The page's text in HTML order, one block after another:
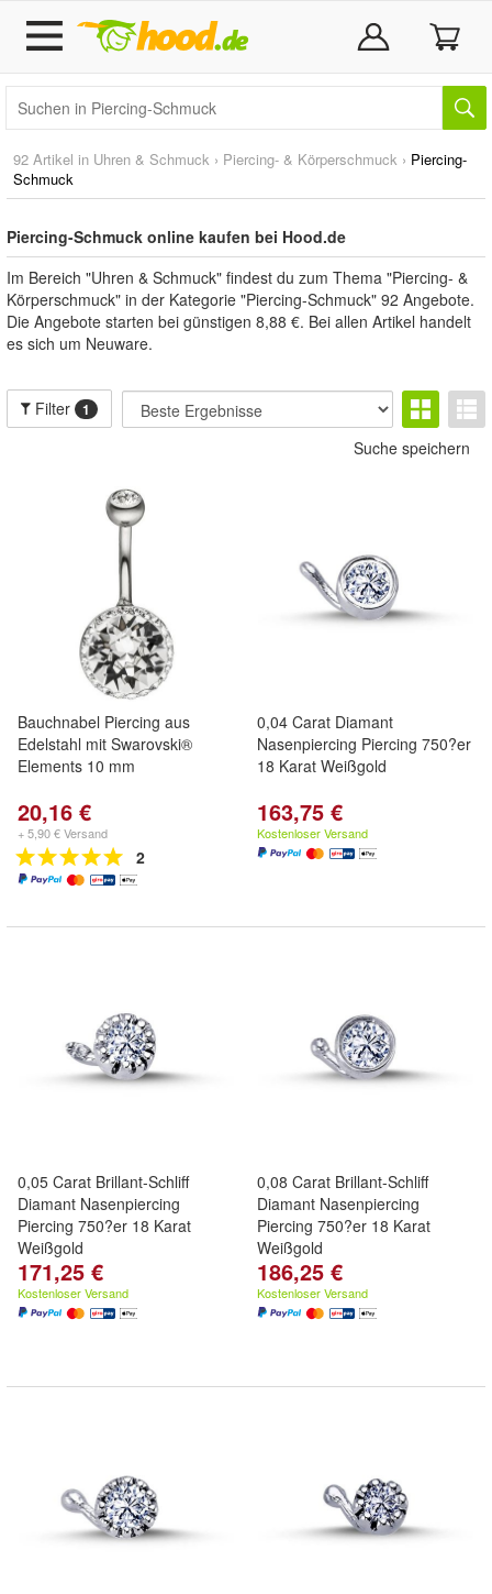
92 Artikel in Uhren & Schmuck › Piercing- & Körperschmuck › Piercing-
Schmuck
Piercing-Schmuck online kaufen bei Hood.de
Im Bereich "Uhren & Schmuck" findest du zum Thema "Piercing- &
Körperschmuck" in der Kategorie "Piercing-Schmuck" 92 Angebote.
Die Angebote starten bei günstigen 8,88 €. Bei allen Artikel handelt
es sich um Neuware.
Filter 1
Suche speichern
Bauchnabel Piercing aus
Edelstahl mit Swarovski®
Elements 10 mm
20,16 €
+ 5,90 € Versand
2
0,04 Carat Diamant
Nasenpiercing Piercing 750?er
18 Karat Weißgold
163,75 €
Kostenloser Versand
0,05 Carat Brillant-Schliff
Diamant Nasenpiercing
Piercing 750?er 18 Karat
Weißgold
171,25 €
Kostenloser Versand
0,08 Carat Brillant-Schliff
Diamant Nasenpiercing
Piercing 750?er 18 Karat
Weißgold
186,25 €
Kostenloser Versand